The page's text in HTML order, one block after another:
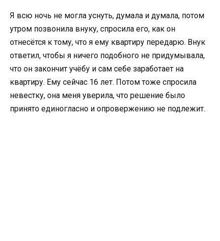
Я всю ночь не могла уснуть, думала и думала, потом
утром позвонила внуку, спросила его, как он
отнесётся к тому, что я ему квартиру передарю. Внук
ответил, чтобы я ничего подобного не придумывала,
что он закончит учёбу и сам себе заработает на
квартиру. Ему сейчас 16 лет. Потом тоже спросила
невестку, она меня уверила, что решение было
принято единогласно и опровержению не подлежит.